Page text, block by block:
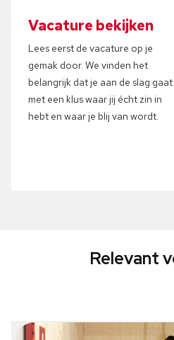
Vacature bekijken
Lees eerst de vacature op je
gemak door. We vinden het
belangrijk dat je aan de slag gaat
met een klus waar jij écht zin in
hebt en waar je blij van wordt.
Relevant